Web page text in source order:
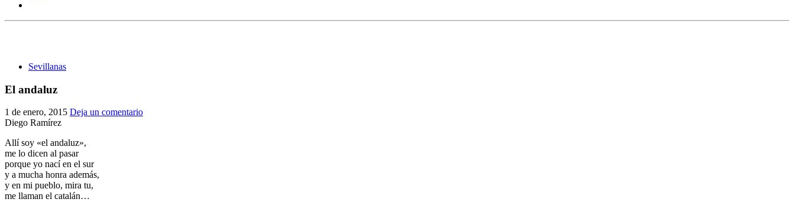
Sevillanas
El andaluz
1 de enero, 2015 Deja un comentario
Diego Ramírez
Allí soy «el andaluz»,
me lo dicen al pasar
porque yo nací en el sur
y a mucha honra además,
y en mi pueblo, mira tu,
me llaman el catalán…